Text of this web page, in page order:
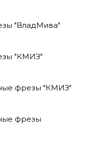
"ВладМива"
"КМИЗ"
фрезы "КМИЗ"
фрезы